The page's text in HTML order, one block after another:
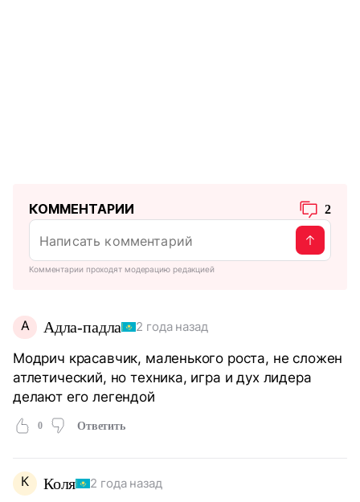
КОММЕНТАРИИ 2
Комментарии проходят модерацию редакцией
А Адла-падла 2 года назад
Модрич красавчик, маленького роста, не сложен
атлетический, но техника, игра и дух лидера
делают его легендой
0 Ответить
К Коля 2 года назад